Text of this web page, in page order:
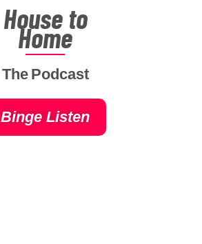
House to
Home
The Podcast
Binge Listen